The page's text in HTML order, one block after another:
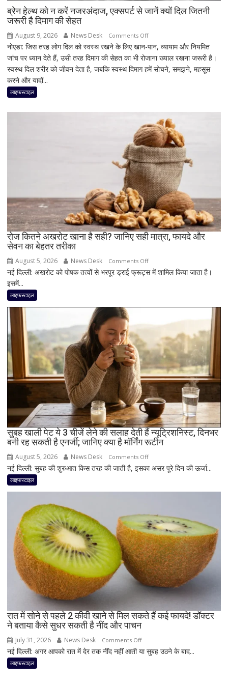
Vivo
ब्रेन हेल्थ को न करें नजरअंदाज, एक्सपर्ट से जानें क्यों दिल जितनी
जरूरी है दिमाग की सेहत
August 9, 2026 News Desk Comments Offon
ब्रेन
हेल्थ
को
एक्सपर्ट
से
जानें
क्यों
दिल
जितनी
जरूरी
है
दिमाग
की
सेहत
नोएडा: जिस तरह लोग दिल को स्वस्थ रखने के लिए खान-पान, व्यायाम और नियमित
जांच पर ध्यान देते हैं, उसी तरह दिमाग की सेहत का भी रोजाना ख्याल रखना जरूरी है।
स्वस्थ दिल शरीर को जीवन देता है, जबकि स्वस्थ दिमाग हमें सोचने, समझने, महसूस
करने और यादों...
लाइफस्टाइल
रोज कितने अखरोट खाना है सही? जानिए सही मात्रा, फायदे और
सेवन का बेहतर तरीका
August 5, 2026 News Desk Comments Offon
रोज
सही?
सही
फायदे
और
सेवन
का
बेहतर
तरीका
नई दिल्ली: अखरोट को पोषक तत्वों से भरपूर ड्राई फ्रूट्स में शामिल किया जाता है।
इसमें...
लाइफस्टाइल
सुबह खाली पेट ये 3 चीजें लेने की सलाह देती हैं न्यूट्रिशनिस्ट, दिनभर
बनी रह सकती है एनर्जी; जानिए क्या है मॉर्निंग रूटीन
August 5, 2026 News Desk Comments Offon
सुबह
चीजें
लेने
की
सलाह
देती
न्यूट्रिशनिस्ट,
दिनभर
बनी
एनर्जी;
नई दिल्ली: सुबह की शुरुआत किस तरह की जाती है, इसका असर पूरे दिन की ऊर्जा...
लाइफस्टाइल
रात में सोने से पहले 2 कीवी खाने से मिल सकते हैं कई फायदे! डॉक्टर
ने बताया कैसे सुधर सकती है नींद और पाचन
July 31, 2026 News Desk Comments Offon
रात
नई दिल्ली: अगर आपको रात में देर तक नींद नहीं आती या सुबह उठने के बाद...
लाइफस्टाइल